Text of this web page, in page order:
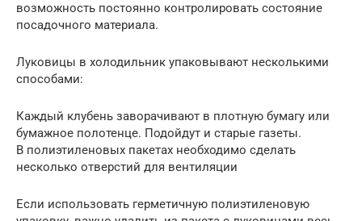
возможность постоянно контролировать состояние
посадочного материала.
Луковицы в холодильник упаковывают несколькими
способами:
Каждый клубень заворачивают в плотную бумагу или
бумажное полотенце. Подойдут и старые газеты.
В полиэтиленовых пакетах необходимо сделать
несколько отверстий для вентиляции
Если использовать герметичную полиэтиленовую